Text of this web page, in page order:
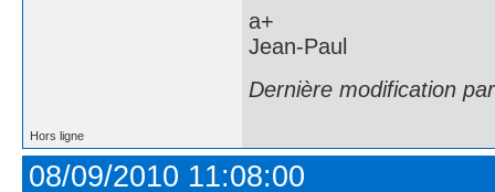
a+
Jean-Paul
Dernière modification
Hors ligne
08/09/2010 11:08:00